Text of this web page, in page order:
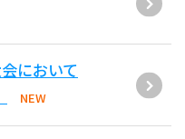
において
NEW